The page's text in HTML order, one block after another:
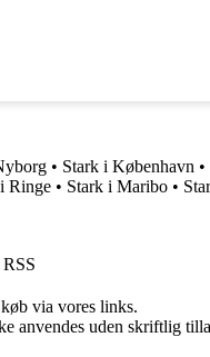
• Stark i København •
Ringe • Stark i Maribo •
RSS
via vores links.
uden skriftlig